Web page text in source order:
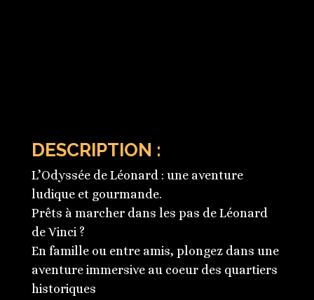
DESCRIPTION :
L’Odyssée de Léonard : une aventure
ludique et gourmande.
Prêts à marcher dans les pas de Léonard
de Vinci ?
En famille ou entre amis, plongez dans une
aventure immersive au coeur des quartiers
historiques